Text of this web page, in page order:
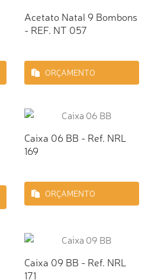
Acetato Natal 9 Bombons
- REF. NT 057
ORÇAMENTO
Caixa 06 BB - Ref. NRL
169
ORÇAMENTO
Caixa 09 BB - Ref. NRL
171